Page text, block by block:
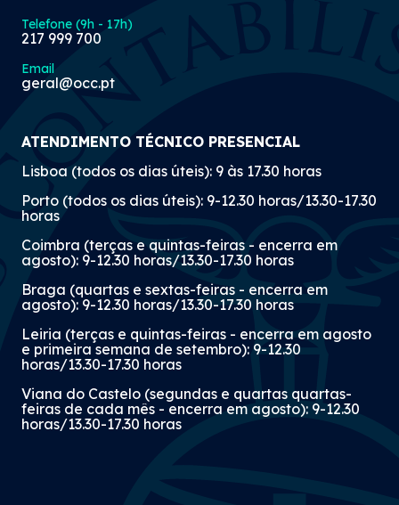
Telefone (9h - 17h)
217 999 700
Email
geral@occ.pt
ATENDIMENTO TÉCNICO PRESENCIAL
Lisboa (todos os dias úteis): 9 às 17.30 horas
Porto (todos os dias úteis): 9-12.30 horas/13.30-17.30
horas
Coimbra (terças e quintas-feiras - encerra em
agosto): 9-12.30 horas/13.30-17.30 horas
Braga (quartas e sextas-feiras - encerra em
agosto): 9-12.30 horas/13.30-17.30 horas
Leiria (terças e quintas-feiras - encerra em agosto
e primeira semana de setembro): 9-12.30
horas/13.30-17.30 horas
Viana do Castelo (segundas e quartas quartas-
feiras de cada mês - encerra em agosto): 9-12.30
horas/13.30-17.30 horas